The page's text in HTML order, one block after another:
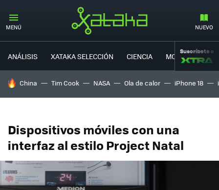
MENÚ NUEVO
ANÁLISIS XATAKA SELECCIÓN CIENCIA MOVILIDAD
Suscríbete a
HOY SE HABLA DE
China Tim Cook NASA Ola de calor iPhone 18
Dispositivos móviles con una
interfaz al estilo Project Natal